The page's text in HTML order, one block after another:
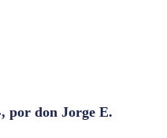
por don Jorge E.